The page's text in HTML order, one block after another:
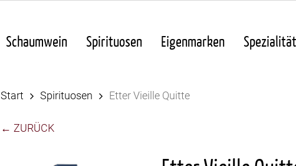
Schaumwein Spirituosen Eigenmarken
Start Spirituosen Etter Vieille Quitte
← ZURÜCK